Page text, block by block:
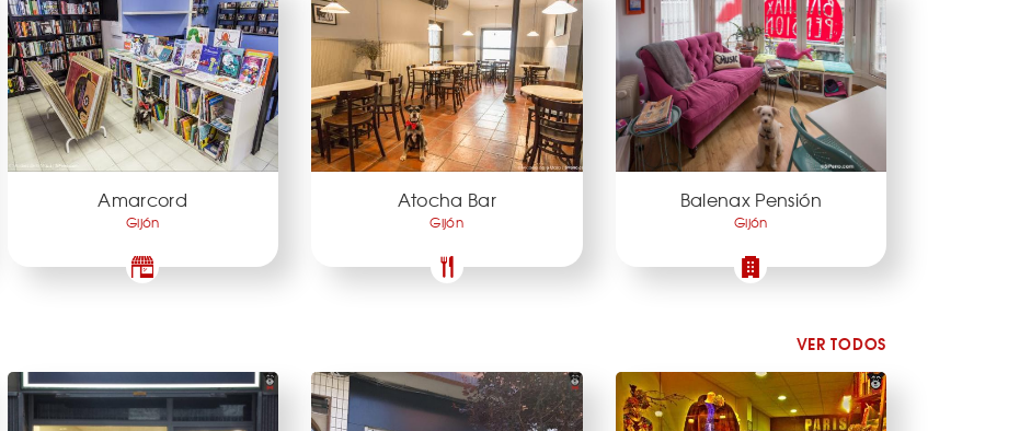
Amarcord
Gijón
Atocha Bar
Gijón
Balenax Pensión
Gijón
VER TODOS